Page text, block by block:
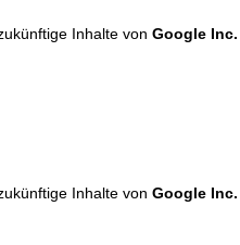
Inhalte von Google Inc.
Inhalte von Google Inc.